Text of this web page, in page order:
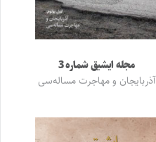
مجله ایشیق شماره 3
آذربایجان و مهاجرت مساله‌سی